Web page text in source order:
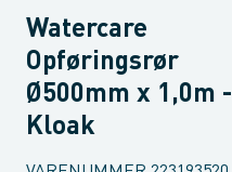
Watercare
Opføringsrør
Ø500mm x 1,0m -
Kloak